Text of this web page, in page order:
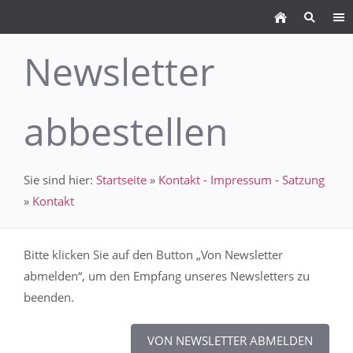
Newsletter
abbestellen
Sie sind hier: Startseite » Kontakt - Impressum - Satzung
» Kontakt
Bitte klicken Sie auf den Button „Von Newsletter
abmelden“, um den Empfang unseres Newsletters zu
beenden.
VON NEWSLETTER ABMELDEN